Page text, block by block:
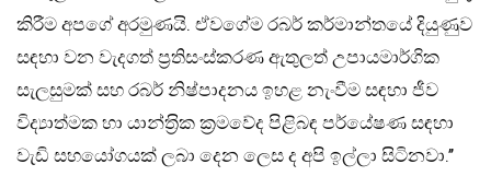
කිරීම අපගේ අරමුණයි. ඒවගේම රබර් කර්මාන්තයේ දියුණුව
සඳහා වන වැදගත් ප‍්‍රතිසංස්කරණ ඇතුලත් උපායමාර්ගික
සැලසුමක් සහ රබර් නිෂ්පාදනය ඉහළ නැංවීම සඳහා ජීව
විද්‍යාත්මක හා යාන්ත‍්‍රික ක‍්‍රමවේද පිළිබඳ පර්යේෂණ සඳහා
වැඩි සහයෝගයක් ලබා දෙන ලෙස ද අපි ඉල්ලා සිටිනවා.’’